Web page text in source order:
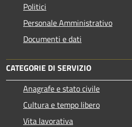
Politici
Personale Amministrativo
Documenti e dati
CATEGORIE DI SERVIZIO
Anagrafe e stato civile
Cultura e tempo libero
Vita lavorativa